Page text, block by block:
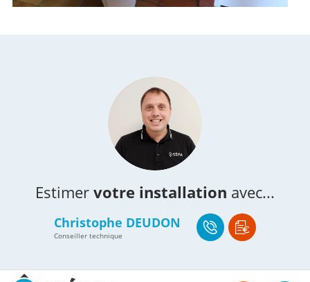
Estimer votre installation avec...
Christophe DEUDON
Conseiller technique